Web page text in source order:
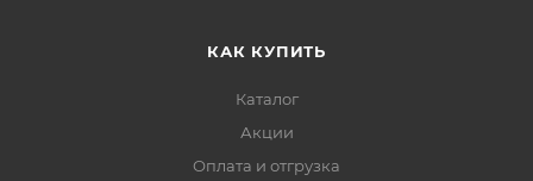
КАК КУПИТЬ
Каталог
Акции
Оплата и отгрузка